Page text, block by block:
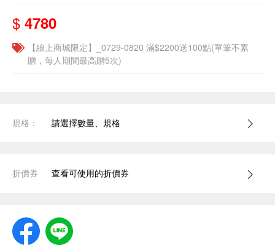
$ 4780
【線上商城限定】_0729-0820 滿$2200送100點(單筆不累
贈，每人期間最高贈5次)
規格： 請選擇數量、規格
折價券 查看可使用的折價券